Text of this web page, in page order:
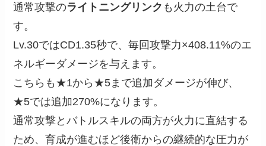
通常攻撃のライトニングリンク も火力の土台で
す。
Lv.30ではCD1.35秒で、毎回攻撃力×408.11%のエ
ネルギーダメージを与えます。
こちらも★1から★5まで追加ダメージが伸び、
★5では追加270%になります。
通常攻撃とバトルスキルの両方が火力に直結する
ため、育成が進むほど後衛からの継続的な圧力が